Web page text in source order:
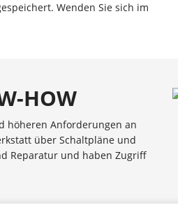
Wenden Sie sich im
HOW
höheren Anforderungen an
über Schaltpläne und
Reparatur und haben Zugriff